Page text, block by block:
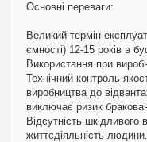
Основні переваги:
Великий термін
ємності) 12-15 років в
Використання при
Технічний контроль
виробництва до
виключає ризик
Відсутність
життєдіяльність людини.